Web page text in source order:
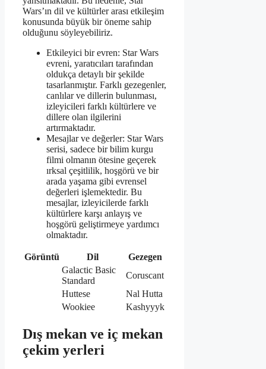
Wars’ın dil ve kültürler arası etkileşim
konusunda büyük bir öneme sahip
olduğunu söyleyebiliriz.
Etkileyici bir evren: Star Wars
evreni, yaratıcıları tarafından
oldukça detaylı bir şekilde
tasarlanmıştır. Farklı gezegenler,
canlılar ve dillerin bulunması,
izleyicileri farklı kültürlere ve
dillere olan ilgilerini
artırmaktadır.
Mesajlar ve değerler: Star Wars
serisi, sadece bir bilim kurgu
filmi olmanın ötesine geçerek
ırksal çeşitlilik, hoşgörü ve bir
arada yaşama gibi evrensel
değerleri işlemektedir. Bu
mesajlar, izleyicilerde farklı
kültürlere karşı anlayış ve
hoşgörü geliştirmeye yardımcı
olmaktadır.
Görüntü Dil
Gezegen
Galactic Basic
Standard
Coruscant
Huttese
Nal Hutta
Wookiee
Kashyyyk
Dış mekan ve iç mekan
çekim yerleri